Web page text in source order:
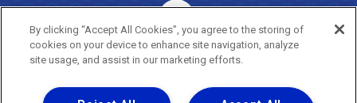
By clicking “Accept All Cookies”, you agree to the storing of
cookies on your device to enhance site navigation, analyze
site usage, and assist in our marketing efforts.